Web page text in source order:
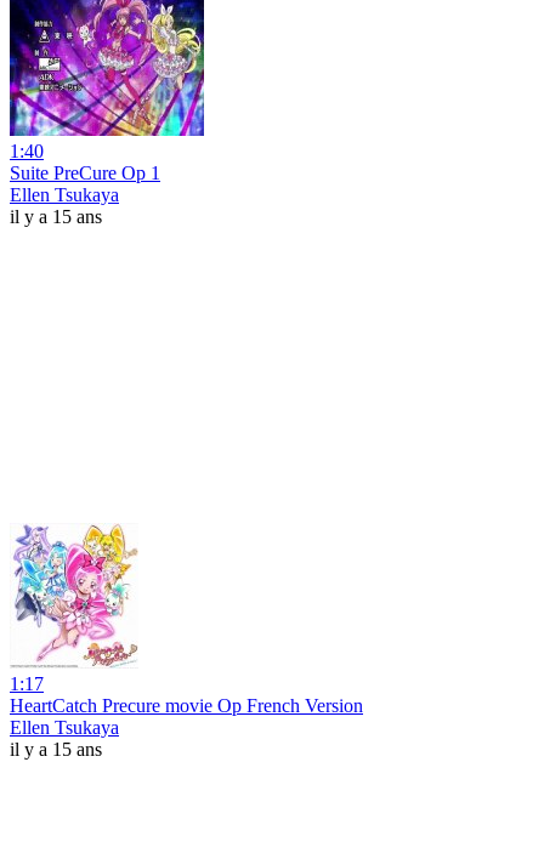
1:40
Suite PreCure Op 1
Ellen Tsukaya
il y a 15 ans
1:17
HeartCatch Precure movie Op French Version
Ellen Tsukaya
il y a 15 ans